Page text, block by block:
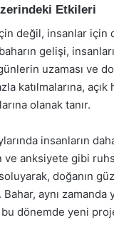
Etkileri
değil, insanlar için
gelişi,
uzaması ve
katılmalarına,
olanak tanır.
insanların
anksiyete gibi
doğanın
aynı
bu dönemde yeni